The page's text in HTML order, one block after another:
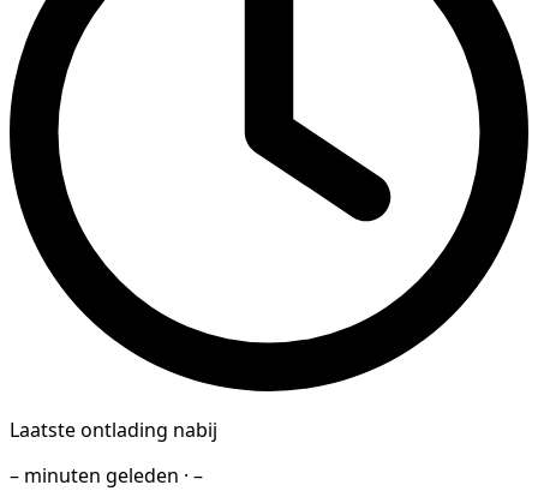
Laatste ontlading nabij
– minuten geleden · –